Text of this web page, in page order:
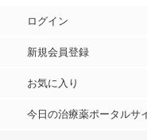
ログイン
新規会員登録
お気に入り
今日の治療薬ポータルサ